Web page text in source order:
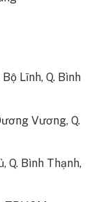
Lĩnh, Q. Bình
Vương, Q.
Q. Bình Thạnh,